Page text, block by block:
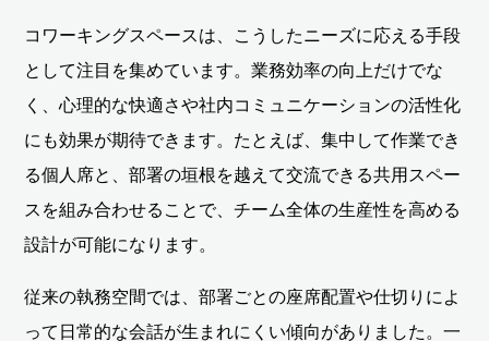
コワーキングスペースは、こうしたニーズに応える手段
として注目を集めています。業務効率の向上だけでな
く、心理的な快適さや社内コミュニケーションの活性化
にも効果が期待できます。たとえば、集中して作業でき
る個人席と、部署の垣根を越えて交流できる共用スペー
スを組み合わせることで、チーム全体の生産性を高める
設計が可能になります。
従来の執務空間では、部署ごとの座席配置や仕切りによ
って日常的な会話が生まれにくい傾向がありました。一